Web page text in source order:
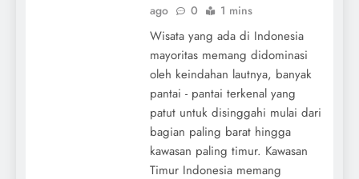
ago
0 1 mins
Wisata yang ada di Indonesia
mayoritas memang didominasi
oleh keindahan lautnya, banyak
pantai - pantai terkenal yang
patut untuk disinggahi mulai dari
bagian paling barat hingga
kawasan paling timur. Kawasan
Timur Indonesia memang